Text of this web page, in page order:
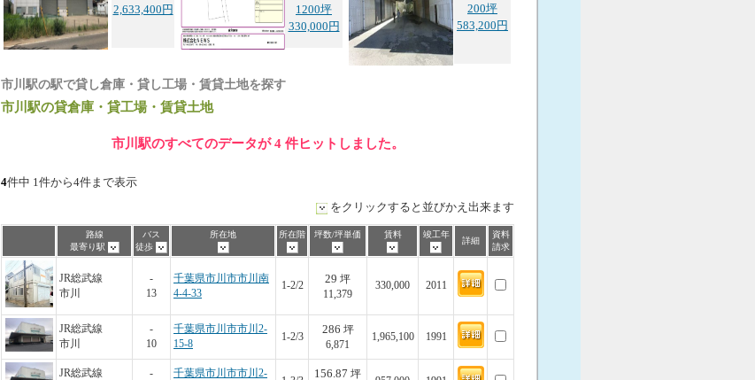
2,633,400円
1200坪
330,000円
200坪
583,200円
市川駅の駅で貸し倉庫・貸し工場・賃貸土地を探す
市川駅の貸倉庫・貸工場・賃貸土地
市川駅のすべてのデータが 4 件ヒットしました。
4件中 1件から4件まで表示
をクリックすると並びかえ出来ます
路線
最寄り駅
バス
徒歩
所在地 所在階 坪数/坪単価 賃料 竣工年
詳細
資料
請求
JR総武線
市川
-
13
千葉県市川市市川南
4-4-33
1-2/2
29 坪
11,379
330,000 2011
JR総武線
市川
-
10
千葉県市川市市川2-
15-8
1-2/3
286 坪
6,871
1,965,100 1991
JR総武線
-
千葉県市川市市川2-
156.87 坪